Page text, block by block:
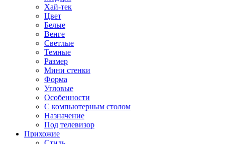
Хай-тек
Цвет
Белые
Венге
Светлые
Темные
Размер
Мини стенки
Форма
Угловые
Особенности
С компьютерным столом
Назначение
Под телевизор
Прихожие